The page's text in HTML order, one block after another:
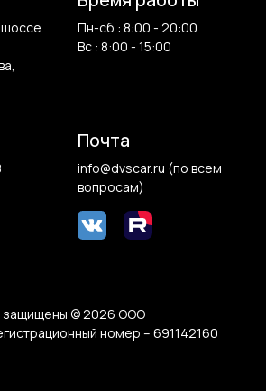
защищены © 2026 ООО
номер – 691142160
шоссе
Пн-сб : 8:00 - 20:00
Вс : 8:00 - 15:00
Почта
info@dvscar.ru (по всем
вопросам)